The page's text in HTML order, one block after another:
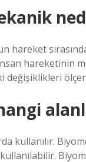
hareket
hareketinin
değişiklikleri
kullanılır.